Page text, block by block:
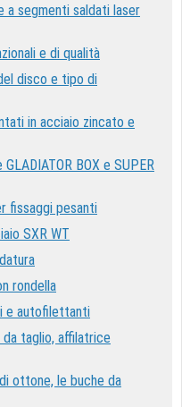
a segmenti saldati laser
e di qualità
disco e tipo di
in acciaio zincato e
BOX e SUPER
fissaggi pesanti
SXR WT
rondella
e autofilettanti
taglio, affilatrice
ottone, le buche da